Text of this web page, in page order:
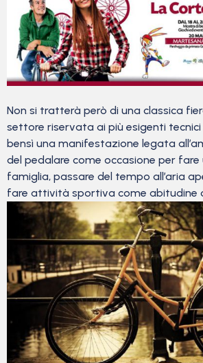
Non si tratterà però di una classica
settore riservata ai più esigenti
bensì una manifestazione legata
del pedalare come occasione per fare
famiglia, passare del tempo all’aria
fare attività sportiva come abitudine